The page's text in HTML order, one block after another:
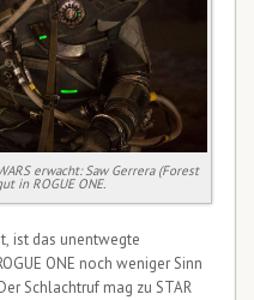
erwacht: Saw Gerrera (Forest
in ROGUE ONE.
ist das unentwegte
ONE noch weniger Sinn
Schlachtruf mag zu STAR